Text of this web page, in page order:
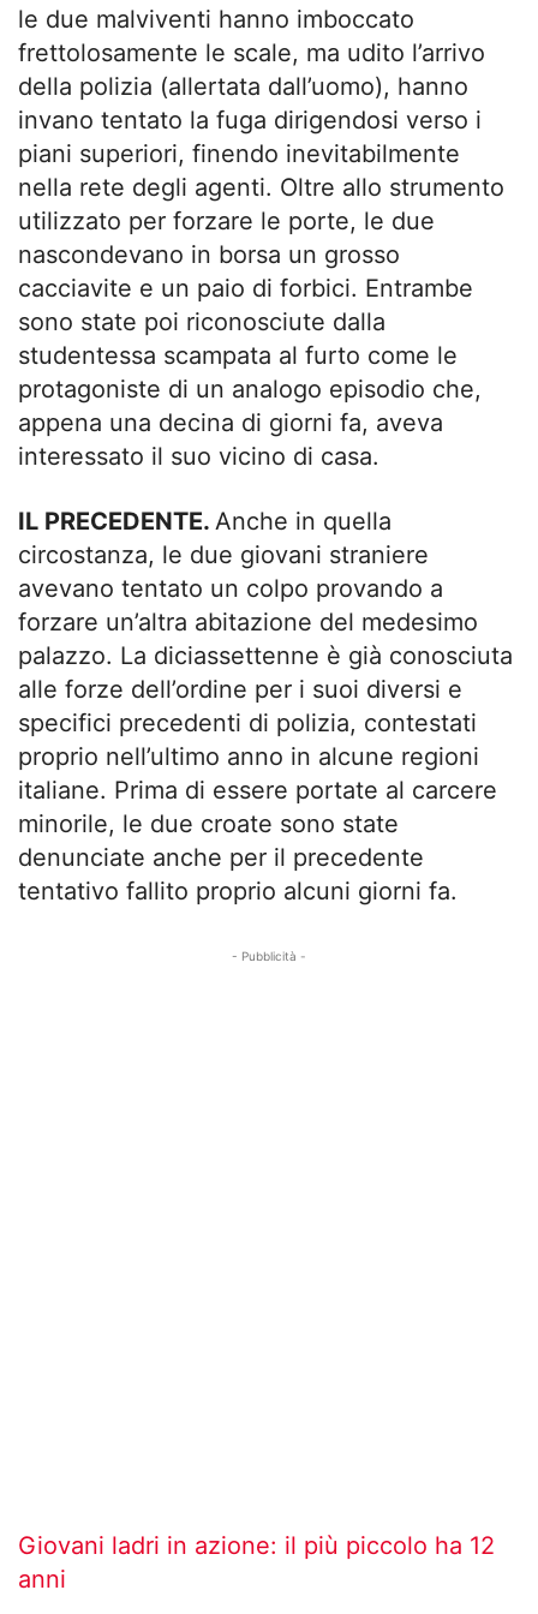
le due malviventi hanno imboccato
frettolosamente le scale, ma udito l’arrivo
della polizia (allertata dall’uomo), hanno
invano tentato la fuga dirigendosi verso i
piani superiori, finendo inevitabilmente
nella rete degli agenti. Oltre allo strumento
utilizzato per forzare le porte, le due
nascondevano in borsa un grosso
cacciavite e un paio di forbici. Entrambe
sono state poi riconosciute dalla
studentessa scampata al furto come le
protagoniste di un analogo episodio che,
appena una decina di giorni fa, aveva
interessato il suo vicino di casa.
IL PRECEDENTE. Anche in quella
circostanza, le due giovani straniere
avevano tentato un colpo provando a
forzare un’altra abitazione del medesimo
palazzo. La diciassettenne è già conosciuta
alle forze dell’ordine per i suoi diversi e
specifici precedenti di polizia, contestati
proprio nell’ultimo anno in alcune regioni
italiane. Prima di essere portate al carcere
minorile, le due croate sono state
denunciate anche per il precedente
tentativo fallito proprio alcuni giorni fa.
- Pubblicità -
Giovani ladri in azione: il più piccolo ha 12
anni